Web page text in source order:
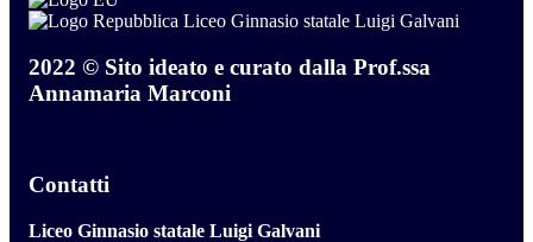
Liceo Ginnasio statale Luigi Galvani
2022 © Sito ideato e curato dalla Prof.ssa
Annamaria Marconi
Contatti
Liceo Ginnasio statale Luigi Galvani